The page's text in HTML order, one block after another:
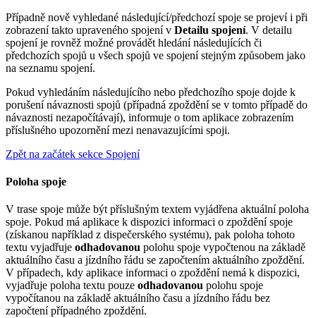
Případně nově vyhledané následující/předchozí spoje se projeví i při
zobrazení takto upraveného spojení v Detailu spojení. V detailu
spojení je rovněž možné provádět hledání následujících či
předchozích spojů u všech spojů ve spojení stejným způsobem jako
na seznamu spojení.
Pokud vyhledáním následujícího nebo předchozího spoje dojde k
porušení návaznosti spojů (případná zpoždění se v tomto případě do
návaznosti nezapočítávají), informuje o tom aplikace zobrazením
příslušného upozornění mezi nenavazujícími spoji.
Zpět na začátek sekce Spojení
Poloha spoje
V trase spoje může být příslušným textem vyjádřena aktuální poloha
spoje. Pokud má aplikace k dispozici informaci o zpoždění spoje
(získanou například z dispečerského systému), pak poloha tohoto
textu vyjadřuje odhadovanou polohu spoje vypočtenou na základě
aktuálního času a jízdního řádu se započtením aktuálního zpoždění.
V případech, kdy aplikace informaci o zpoždění nemá k dispozici,
vyjadřuje poloha textu pouze odhadovanou polohu spoje
vypočítanou na základě aktuálního času a jízdního řádu bez
započtení případného zpoždění.